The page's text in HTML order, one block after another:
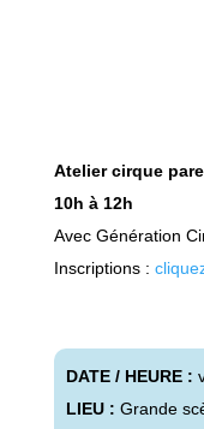
DATE / HEURE :
LIEU : Grande
Atelier cirque
10h à 12h
Avec Génération
Inscriptions :